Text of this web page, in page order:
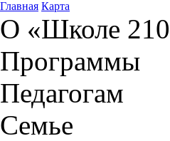
Главная Карта
О «Школе
Программы
Педагогам
Семье